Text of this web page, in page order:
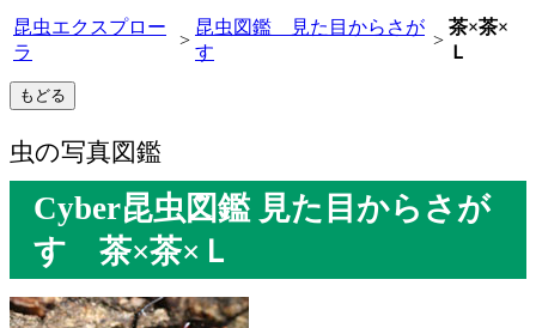
昆虫エクスプロー
ラ
>
昆虫図鑑 見た目からさが
す
>
茶×茶×
Ｌ
虫の写真図鑑
Cyber昆虫図鑑 見た目からさが
す 茶×茶×Ｌ